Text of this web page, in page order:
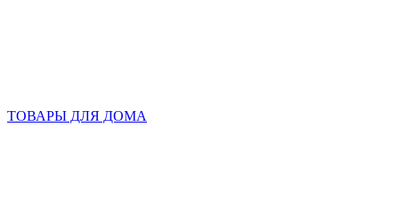
ТОВАРЫ ДЛЯ ДОМА